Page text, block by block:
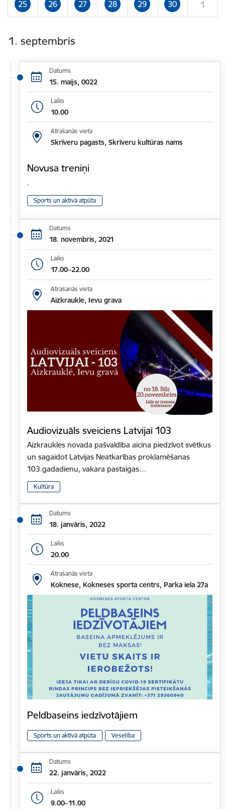
25 26 27 28 29 30 1
1. septembris
Datums
15. maijs, 0022
Laiks
10.00
Atrašanās vieta
Skrīveru pagasts, Skrīveru kultūras nams
Novusa treniņi
.
Sports un aktīvā atpūta
Datums
18. novembris, 2021
Laiks
17.00–22.00
Atrašanās vieta
Aizkraukle, Ievu grava
Audiovizuāls sveiciens Latvijai 103
Aizkraukles novada pašvaldība aicina piedzīvot svētkus
un sagaidot Latvijas Neatkarības proklamēšanas
103.gadadienu, vakara pastaigas…
Kultūra
Datums
18. janvāris, 2022
Laiks
20.00
Atrašanās vieta
Koknese, Kokneses sporta centrs, Parka iela 27a
Peldbaseins iedzīvotājiem
Sports un aktīvā atpūta Veselība
Datums
22. janvāris, 2022
Laiks
9.00–11.00